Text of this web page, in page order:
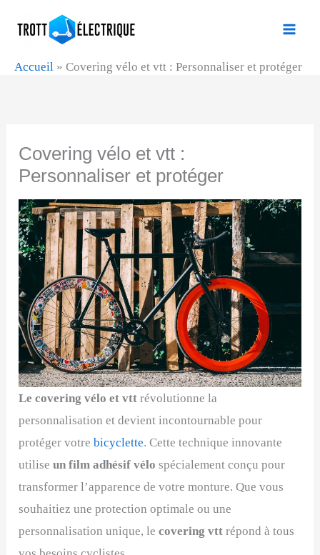
Accueil » Covering vélo et vtt : Personnaliser et protéger
Covering vélo et vtt :
Personnaliser et protéger
Le covering vélo et vtt révolutionne la
personnalisation et devient incontournable pour
protéger votrebicyclette. Cette technique innovante
utiliseun film adhésif vélo spécialement conçu pour
transformer l’apparence de votre monture. Que vous
souhaitiez une protection optimale ou une
personnalisation unique, lecovering vtt répond à tous